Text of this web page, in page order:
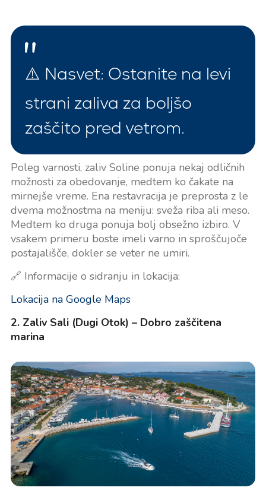
⚠️ Nasvet: Ostanite na levi
strani zaliva za boljšo
zaščito pred vetrom.
Poleg varnosti, zaliv Soline ponuja nekaj odličnih
možnosti za obedovanje, medtem ko čakate na
mirnejše vreme. Ena restavracija je preprosta z le
dvema možnostma na meniju: sveža riba ali meso.
Medtem ko druga ponuja bolj obsežno izbiro. V
vsakem primeru boste imeli varno in sproščujoče
postajališče, dokler se veter ne umiri.
🔗 Informacije o sidranju in lokacija:
Lokacija na Google Maps
2. Zaliv Sali (Dugi Otok) – Dobro zaščitena
marina